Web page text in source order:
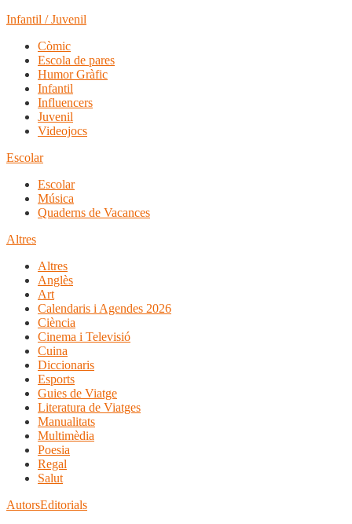
Infantil / Juvenil
Còmic
Escola de pares
Humor Gràfic
Infantil
Influencers
Juvenil
Videojocs
Escolar
Escolar
Música
Quaderns de Vacances
Altres
Altres
Anglès
Art
Calendaris i Agendes 2026
Ciència
Cinema i Televisió
Cuina
Diccionaris
Esports
Guies de Viatge
Literatura de Viatges
Manualitats
Multimèdia
Poesia
Regal
Salut
AutorsEditorials